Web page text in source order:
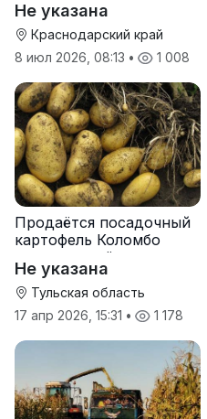
Не указана
Краснодарский край
8 июл 2026, 08:13 • 1 008
Продаётся посадочный
картофель Коломбо
оптом от трёх тонн
Не указана
Тульская область
17 апр 2026, 15:31 • 1 178